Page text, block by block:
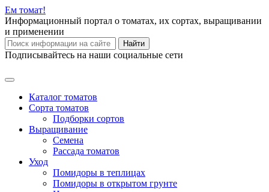
Ем томат!
Информационный портал о томатах, их сортах, выращивании
и применении
Найти
Подписывайтесь на наши социальные сети
Каталог томатов
Сорта томатов
Подборки сортов
Выращивание
Семена
Рассада томатов
Уход
Помидоры в теплицах
Помидоры в открытом грунте